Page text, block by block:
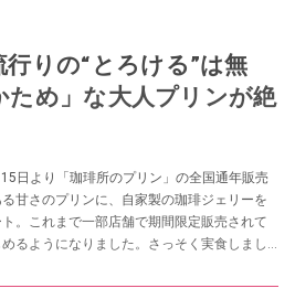
行りの“とろける”は無
ため」な大人プリンが絶
日より「珈琲所のプリン」の全国通年販売
甘さのプリンに、自家製の珈琲ジェリーを
。これまで一部店舗で期間限定販売されて
るようになりました。さっそく実食しまし